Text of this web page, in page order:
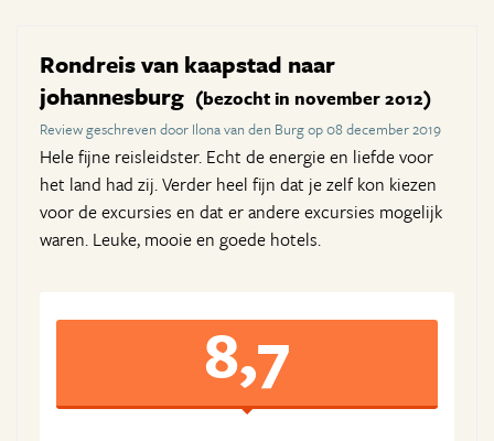
Rondreis van kaapstad naar
johannesburg (bezocht in november 2012)
Review geschreven door Ilona van den Burg op 08 december 2019
Hele fijne reisleidster. Echt de energie en liefde voor
het land had zij. Verder heel fijn dat je zelf kon kiezen
voor de excursies en dat er andere excursies mogelijk
waren. Leuke, mooie en goede hotels.
8,7